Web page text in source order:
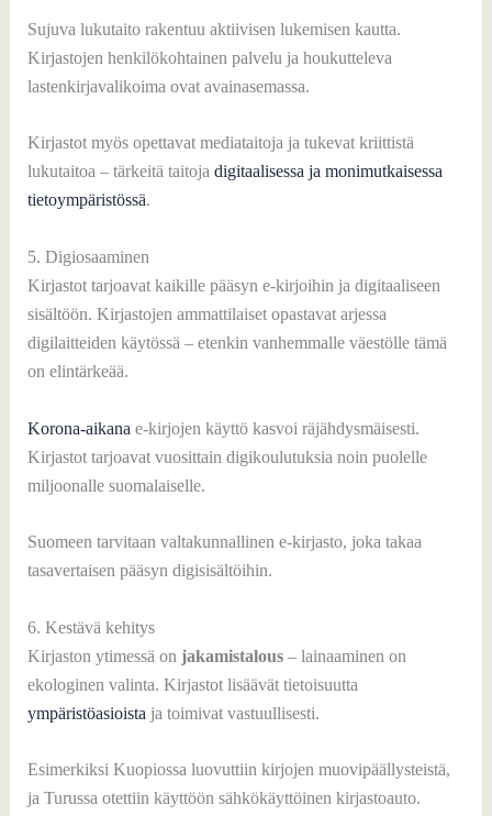
Sujuva lukutaito rakentuu aktiivisen lukemisen kautta.
Kirjastojen henkilökohtainen palvelu ja houkutteleva
lastenkirjavalikoima ovat avainasemassa.
Kirjastot myös opettavat mediataitoja ja tukevat kriittistä
lukutaitoa – tärkeitä taitoja digitaalisessa ja monimutkaisessa
tietoympäristössä.
5. Digiosaaminen
Kirjastot tarjoavat kaikille pääsyn e-kirjoihin ja digitaaliseen
sisältöön. Kirjastojen ammattilaiset opastavat arjessa
digilaitteiden käytössä – etenkin vanhemmalle väestölle tämä
on elintärkeää.
Korona-aikana e-kirjojen käyttö kasvoi räjähdysmäisesti.
Kirjastot tarjoavat vuosittain digikoulutuksia noin puolelle
miljoonalle suomalaiselle.
Suomeen tarvitaan valtakunnallinen e-kirjasto, joka takaa
tasavertaisen pääsyn digisisältöihin.
6. Kestävä kehitys
Kirjaston ytimessä on jakamistalous– lainaaminen on
ekologinen valinta. Kirjastot lisäävät tietoisuutta
ympäristöasioista ja toimivat vastuullisesti.
Esimerkiksi Kuopiossa luovuttiin kirjojen muovipäällysteistä,
ja Turussa otettiin käyttöön sähkökäyttöinen kirjastoauto.